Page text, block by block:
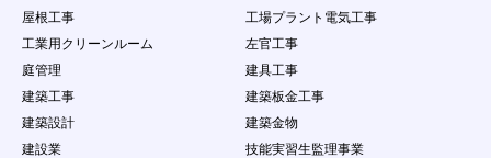
を請求できる権利を有することを認めます。
第12条 禁止事項
会員の本サービスの利用にあたって、当社は以下の
行為を禁止します。会員がこれらの禁止行為を行っ
た場合、会員に通知することなく、当社は該当する
内容のデータを削除することができ、また、禁止行
屋根工事
工場プラント電気工事
工業用クリーンルーム
左官工事
庭管理
建具工事
建築工事
建築板金工事
建築設計
建築金物
建設業
技能実習生監理事業